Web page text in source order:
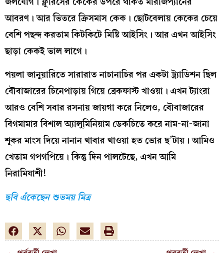
আবরণ। আর ভিতরে ক্রিসমাস কেক। ছোটবেলায় কেকের চেয়ে
বেশি পছন্দ করতাম কিটকিটে মিষ্টি আইসিং। আর এখন আইসিং
ছাড়া কেকই ভাল লাগে।
পয়লা জানুয়ারিতে সারারাত নাচানাচির পর একটা ট্র্যাডিশন ছিল
বৌবাজারের চিনেপাড়ায় গিয়ে ব্রেকফাস্ট খাওয়া। এখন ট্যাংরা
আরও বেশি সবার রসনায় জায়গা করে নিলেও, বৌবাজারের
বিগমামার বিশাল অ্যালুমিনিয়াম ডেকচিতে করে নাম-না-জানা
শূকর মাংস দিয়ে নানান খাবার খাওয়া হত ভোর ছ’টায়। আমিও
খেতাম গপগপিয়ে। কিন্তু দিন পালটেছে, এখন আমি
নিরামিষাশী!
ছবি এঁকেছেন শুভময় মিত্র